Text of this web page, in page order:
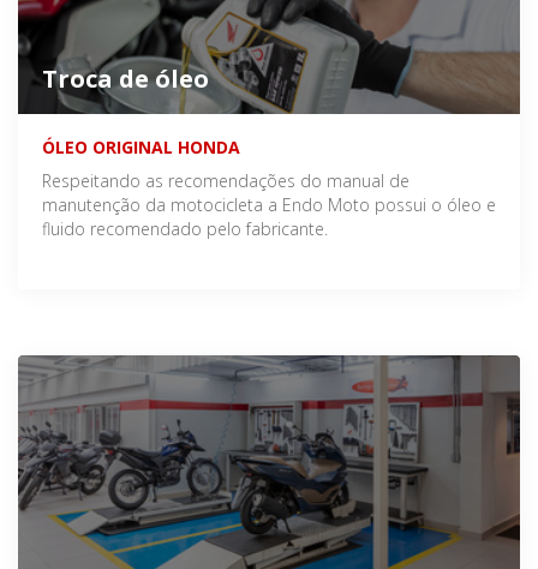
Troca de óleo
ÓLEO ORIGINAL HONDA
Respeitando as recomendações do manual de
manutenção da motocicleta a Endo Moto possui o óleo e
fluido recomendado pelo fabricante.